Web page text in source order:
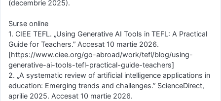
(decembrie 2025).
Surse online
1. CIEE TEFL. „Using Generative AI Tools in TEFL: A Practical
Guide for Teachers.” Accesat 10 martie 2026.
[https://www.ciee.org/go-abroad/work/tefl/blog/using-
generative-ai-tools-tefl-practical-guide-teachers]
2. „A systematic review of artificial intelligence applications in
education: Emerging trends and challenges.” ScienceDirect,
aprilie 2025. Accesat 10 martie 2026.